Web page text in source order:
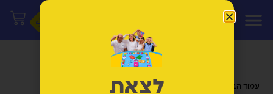
עמוד הבית
/ מוצרים המתויגיםלצאת